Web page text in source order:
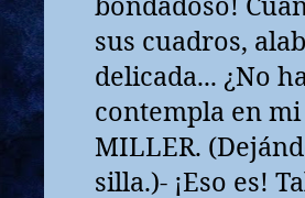
sus cuadros,
delicada... ¿No
contempla en
MILLER.
silla.)- ¡Eso es!